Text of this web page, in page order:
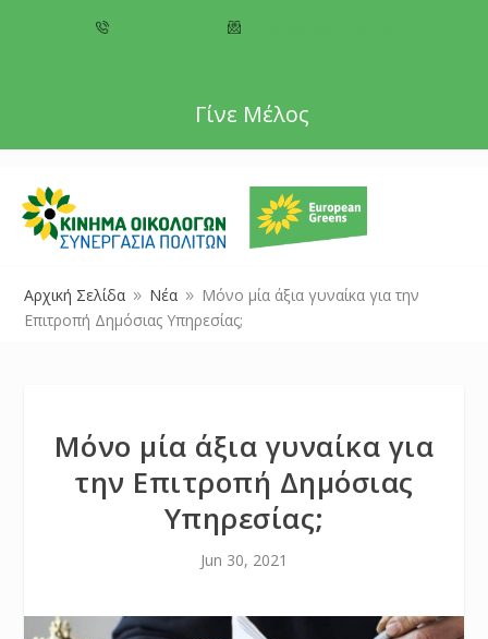
Γίνε Μέλος
Αρχική Σελίδα 9 Νέα 9
Μόνο μία άξια γυναίκα για την
Επιτροπή Δημόσιας Υπηρεσίας;
Μόνο μία άξια γυναίκα για
την Επιτροπή Δημόσιας
Υπηρεσίας;
Jun 30, 2021